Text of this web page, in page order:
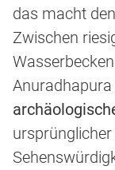
das macht
Zwischen